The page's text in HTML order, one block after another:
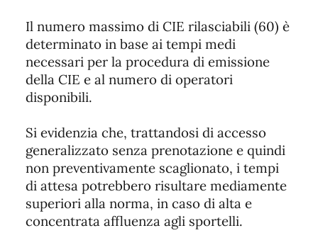
Il numero massimo di CIE rilasciabili (60) è
determinato in base ai tempi medi
necessari per la procedura di emissione
della CIE e al numero di operatori
disponibili.
Si evidenzia che, trattandosi di accesso
generalizzato senza prenotazione e quindi
non preventivamente scaglionato, i tempi
di attesa potrebbero risultare mediamente
superiori alla norma, in caso di alta e
concentrata affluenza agli sportelli.